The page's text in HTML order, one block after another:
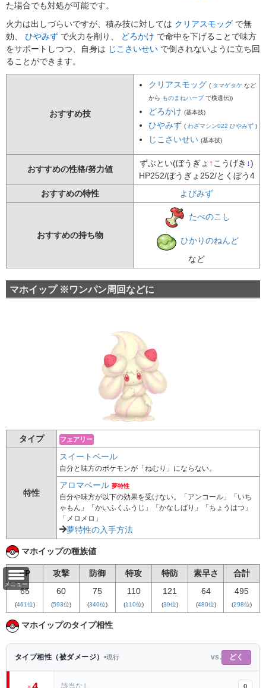
メニュー
た場合でも対処が可能です。
火力は出しづらいですが、積み技に対しては クリアスモッグ で無
効、
ひやみず で火力を削り、 どろかけ で命中を下げることで味方
をサポートしつつ、自身は じこさいせい で倒されないように立ち回
ることができます。
おすすめ技
クリアスモッグ ( タマゲタケ など
から ものまねハーブ で横遺伝))
どろかけ (基本技)
ひやみず ( わざマシン022 ひやみず )
じこさいせい (基本技)
おすすめの性格/努力値
ずぶとい(ぼうぎょ ↑ こうげき ↓)
HP252/ぼうぎょ252/とくぼう4
おすすめの特性
よびみず
おすすめの持ち物
たべのこし
ひかりのねんど
など
マホイップ ※ワンパン周回などに
タイプ フェアリー
特性
スイートベール
自分と味方のポケモンが「ねむり」にならない。
アロマベール 夢特性
自分や味方が以下の効果を受けない。「アンコール」「いち
ゃもん」「かいふくふうじ」「かなしばり」「ちょうはつ」
「メロメロ」
夢特性の入手方法
マホイップの種族値
HP 攻撃 防御 特攻 特防 素早さ
合計
65
(461位)
60
(593位)
75
(340位)
110
(110位)
121
(39位)
64
(480位)
495
(298位)
マホイップのタイプ相性
タイプ相性（被ダメージ） 現行 vs. どく
該当なし 0